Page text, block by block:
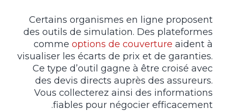
Certains organismes en ligne proposent
des outils de simulation. Des plateformes
comme options de couverture aident à
visualiser les écarts de prix et de garanties.
Ce type d’outil gagne à être croisé avec
des devis directs auprès des assureurs.
Vous collecterez ainsi des informations
fiables pour négocier efficacement.